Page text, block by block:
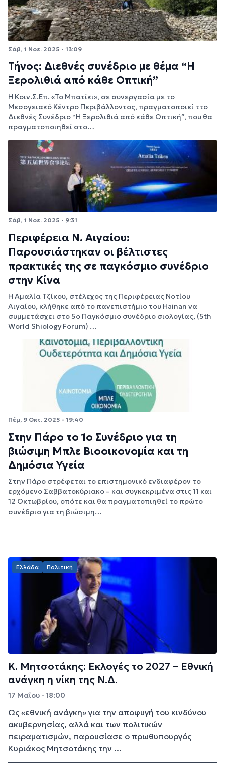
Σάβ, 1 Νοε. 2025 - 13:09
Τήνος: Διεθνές συνέδριο με θέμα “Η
Ξερολιθιά από κάθε Οπτική”
Η Κοιν.Σ.Επ. «Το Μπατίκι», σε συνεργασία με το
Μεσογειακό Κέντρο Περιβάλλοντος, πραγματοποιεί ττο
Διεθνές Συνέδριο “Η Ξερολιθιά από κάθε Οπτική”, που θα
πραγματοποιηθεί στο…
Σάβ, 1 Νοε. 2025 - 9:31
Περιφέρεια Ν. Αιγαίου:
Παρουσιάστηκαν οι βέλτιστες
πρακτικές της σε παγκόσμιο συνέδριο
στην Κίνα
Η Αμαλία Τζίκου, στέλεχος της Περιφέρειας Νοτίου
Αιγαίου, κλήθηκε από το πανεπιστήμιο του Hainan να
συμμετάσχει στο 5ο Παγκόσμιο συνέδριο σιολογίας, (5th
World Shiology Forum) …
Πέμ, 9 Οκτ. 2025 - 19:40
Στην Πάρο το 1ο Συνέδριο για τη
βιώσιμη Μπλε Βιοοικονομία και τη
Δημόσια Υγεία
Στην Πάρο στρέφεται το επιστημονικό ενδιαφέρον το
ερχόμενο Σαββατοκύριακο – και συγκεκριμένα στις 11 και
12 Οκτωβρίου, οπότε και θα πραγματοπιηθεί το πρώτο
συνέδριο για τη βιώσιμη…
Ελλάδα Πολιτική
Κ. Μητσοτάκης: Εκλογές το 2027 – Εθνική
ανάγκη η νίκη της Ν.Δ.
17 Μαΐου - 18:00
Ως «εθνική ανάγκη» για την αποφυγή του κινδύνου
ακυβερνησίας, αλλά και των πολιτικών
πειραματισμών, παρουσίασε ο πρωθυπουργός
Κυριάκος Μητσοτάκης την ...